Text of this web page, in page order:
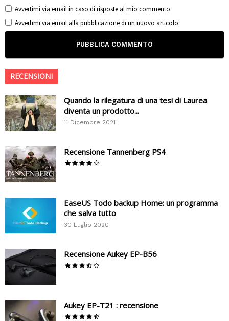
Avvertimi via email in caso di risposte al mio commento.
Avvertimi via email alla pubblicazione di un nuovo articolo.
RECENSIONI
Quando la rilegatura di una tesi di Laurea
diventa un prodotto...
11 Dicembre 2021
Recensione Tannenberg PS4
EaseUS Todo backup Home: un programma
che salva tutto
30 Luglio 2020
Recensione Aukey EP-B56
Aukey EP-T21 : recensione